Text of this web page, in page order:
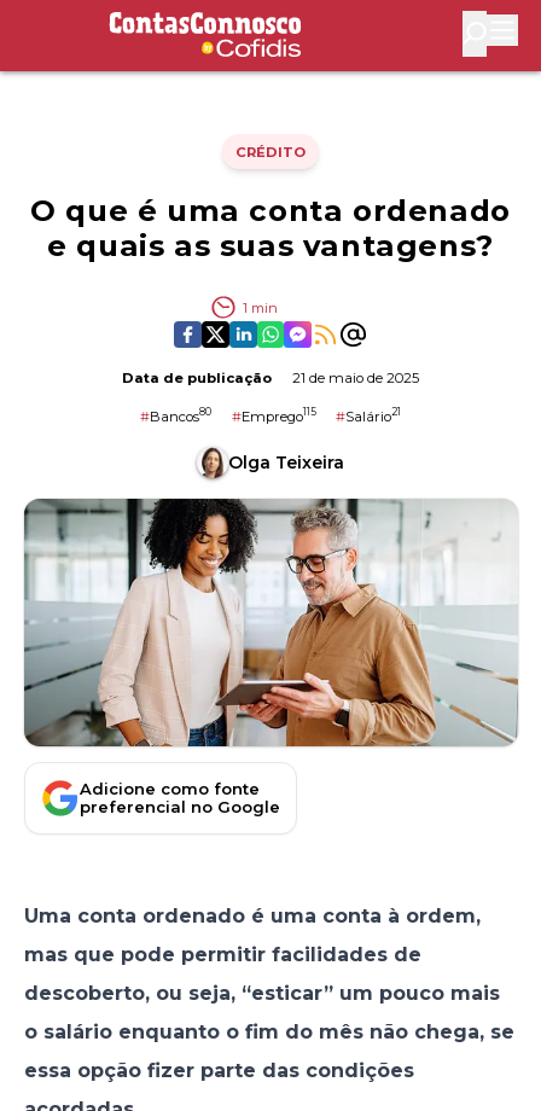
Contas Connosco by Cofidis
CRÉDITO
O que é uma conta ordenado
e quais as suas vantagens?
1 min
Data de publicação 21 de maio de 2025
#Bancos80 #Emprego115 #Salário21
Olga Teixeira
Adicione como fonte
preferencial no Google
Uma conta ordenado é uma conta à ordem,
mas que pode permitir facilidades de
descoberto, ou seja, “esticar” um pouco mais
o salário enquanto o fim do mês não chega, se
essa opção fizer parte das condições